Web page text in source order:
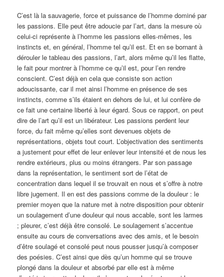
C’est là la sauvagerie, force et puissance de l’homme dominé par
les passions. Elle peut être adoucie par l’art, dans la mesure où
celui-ci représente à l’homme les passions elles-mêmes, les
instincts et, en général, l’homme tel qu’il est. Et en se bornant à
dérouler le tableau des passions, l’art, alors même qu’il les flatte,
le fait pour montrer à l’homme ce qu’il est, pour l’en rendre
conscient. C’est déjà en cela que consiste son action
adoucissante, car il met ainsi l’homme en présence de ses
instincts, comme s’ils étaient en dehors de lui, et lui confère de
ce fait une certaine liberté à leur égard. Sous ce rapport, on peut
dire de l’art qu’il est un libérateur. Les passions perdent leur
force, du fait même qu’elles sont devenues objets de
représentations, objets tout court. L’objectivation des sentiments
a justement pour effet de leur enlever leur intensité et de nous les
rendre extérieurs, plus ou moins étrangers. Par son passage
dans la représentation, le sentiment sort de l’état de
concentration dans lequel il se trouvait en nous et s’offre à notre
libre jugement. Il en est des passions comme de la douleur : le
premier moyen que la nature met à notre disposition pour obtenir
un soulagement d’une douleur qui nous accable, sont les larmes
; pleurer, c’est déjà être consolé. Le soulagement s’accentue
ensuite au cours de conversations avec des amis, et le besoin
d’être soulagé et consolé peut nous pousser jusqu’à composer
des poésies. C’est ainsi que dès qu’un homme qui se trouve
plongé dans la douleur et absorbé par elle est à même